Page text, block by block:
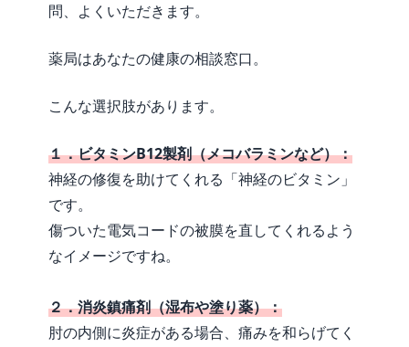
問、よくいただきます。
薬局はあなたの健康の相談窓口。
こんな選択肢があります。
１．ビタミンB12製剤（メコバラミンなど）：
神経の修復を助けてくれる「神経のビタミン」
です。
傷ついた電気コードの被膜を直してくれるよう
なイメージですね。
２．消炎鎮痛剤（湿布や塗り薬）：
肘の内側に炎症がある場合、痛みを和らげてく